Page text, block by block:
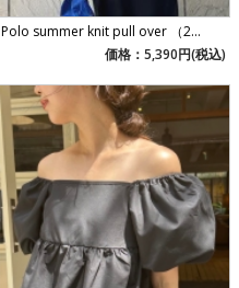
Polo summer knit pull over （2...
価格：5,390円(税込)